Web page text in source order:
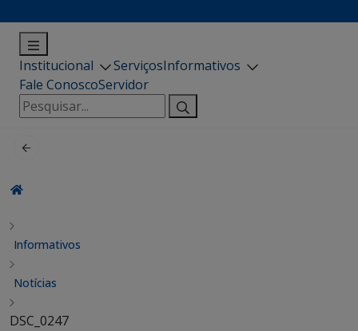
Institucional ServiçosInformativos
Fale ConoscoServidor
Pesquisar
por:
Informativos
Notícias
DSC_0247